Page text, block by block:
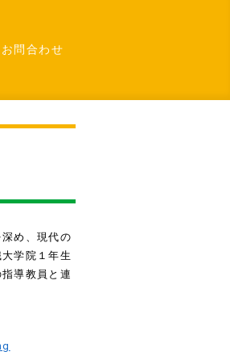
お問合わせ
め、現代の
学院１年生
導教員と連